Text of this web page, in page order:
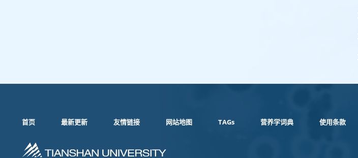
首页 最新更新 友情链接 网站地图 TAGs 营养学词典 使用条款